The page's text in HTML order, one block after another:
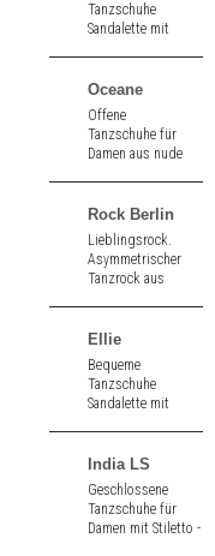
Tanzschuhe
Sandalette mit
Nappa. 3,5 cm
hoher Absatz.
Oceane
Offene
Tanzschuhe für
Damen aus nude
Rock Berlin
Lieblingsrock.
Asymmetrischer
Tanzrock aus
und Salsa! Schlicht
und dennoch
elegant.
Ellie
Bequeme
Tanzschuhe
Sandalette mit
schwarz
Velours/brokat
silber multi. 5,5 cm
hoher Absatz.
India LS
Geschlossene
Tanzschuhe für
Damen mit Stiletto -